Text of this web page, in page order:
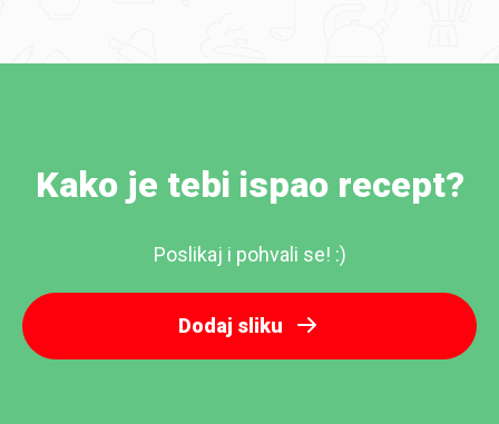
Kako je tebi ispao recept?
Poslikaj i pohvali se! :)
Dodaj sliku